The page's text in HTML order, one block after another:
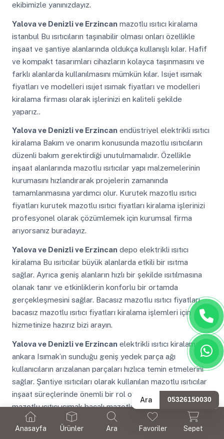
Anasayfa Ürünler Ara Favoriler Sepet
ekibimizle yanınızdayız.
Yalova ve Denizli ve Erzincanmazotlu ısıtıcı kiralama
istanbul Bu ısıtıcıların taşınabilir olması onları özellikle
inşaat ve şantiye alanlarında oldukça kullanışlı kılar. Hafif
ve kompakt tasarımları cihazların kolayca taşınmasını ve
farklı alanlarda kullanılmasını mümkün kılar. Isıjet ısımak
fiyatları ve modelleri ısıjet ısımak fiyatları ve modelleri
kiralama firması olarak işlerinizi en kaliteli şekilde
yaparız..
Yalova ve Denizli ve Erzincanendüstriyel elektrikli ısıtıcı
kiralama Bakım ve onarım konusunda mazotlu ısıtıcıların
düzenli bakım gerektirdiği unutulmamalıdır. Özellikle
inşaat alanlarında mazotlu ısıtıcılar yapı malzemelerinin
kurumasını hızlandırarak projelerin zamanında
tamamlanmasına yardımcı olur. Kurutek mazotlu ısıtıcı
fiyatları kurutek mazotlu ısıtıcı fiyatları kiralama işlerinizi
profesyonel olarak çözümlemek için kurumsal firma
arıyorsanız buradayız.
Yalova ve Denizli ve Erzincandepo elektrikli ısıtıcı
kiralama Bu ısıtıcılar büyük alanlarda etkili bir ısıtma
sağlar. Ayrıca geniş alanların hızlı bir şekilde ısıtılmasına
olanak tanır ve etkinliklerin konforlu bir ortamda
gerçekleşmesini sağlar. Bacasız mazotlu ısıtıcı fiyatları
bacasız mazotlu ısıtıcı fiyatları kiralama işlemleri için
hizmetinize hazırız bizi arayın.
Yalova ve Denizli ve Erzincanelektrikli ısıtıcı kiralama
ankara Isımak’ın sunduğu geniş yedek parça ağı
kullanıcıların arızalanan parçaları hızlıca temin etmelerini
sağlar. Şantiye ısıtıcıları olarak kullanılan mazotlu ısıtıcılar
inşaat süreçlerinde önemli bir rol oynar. Isımak bacalı
mazotlu ısıtıcı ısımak bacalı mazotlu ısıtıcı kiralama
işlemleri için hizmetinize hazırız bizi arayın.
Ara 05326150030